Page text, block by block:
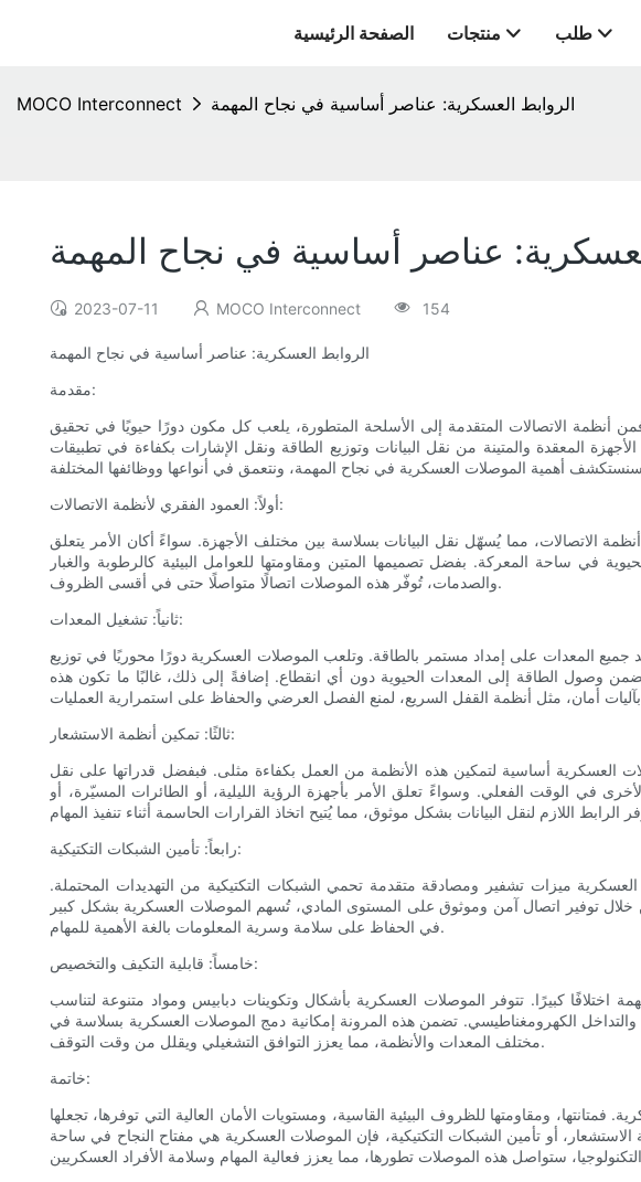
الصفحة الرئيسية منتجات طلب
MOCO Interconnect الروابط العسكرية: عناصر أساسية في نجاح المهمة
عناصر أساسية في نجاح المهمة
2023-07-11 MOCO Interconnect 154
الروابط العسكرية: عناصر أساسية في نجاح المهمة
مقدمة:
أنظمة الاتصالات المتقدمة إلى الأسلحة المتطورة، يلعب كل مكون دورًا حيويًا في تحقيق
المعقدة والمتينة من نقل البيانات وتوزيع الطاقة ونقل الإشارات بكفاءة في تطبيقات
أولاً: العمود الفقري لأنظمة الاتصالات:
الاتصالات، مما يُسهّل نقل البيانات بسلاسة بين مختلف الأجهزة. سواءً أكان الأمر يتعلق
في ساحة المعركة. بفضل تصميمها المتين ومقاومتها للعوامل البيئية كالرطوبة والغبار
والصدمات، تُوفّر هذه الموصلات اتصالًا متواصلًا حتى في أقسى الظروف.
ثانياً: تشغيل المعدات:
جميع المعدات على إمداد مستمر بالطاقة. وتلعب الموصلات العسكرية دورًا محوريًا في توزيع
وصول الطاقة إلى المعدات الحيوية دون أي انقطاع. إضافةً إلى ذلك، غالبًا ما تكون هذه
ثالثًا: تمكين أنظمة الاستشعار:
العسكرية أساسية لتمكين هذه الأنظمة من العمل بكفاءة مثلى. فبفضل قدراتها على نقل
في الوقت الفعلي. وسواءً تعلق الأمر بأجهزة الرؤية الليلية، أو الطائرات المسيّرة، أو
رابعاً: تأمين الشبكات التكتيكية:
ميزات تشفير ومصادقة متقدمة تحمي الشبكات التكتيكية من التهديدات المحتملة.
خلال توفير اتصال آمن وموثوق على المستوى المادي، تُسهم الموصلات العسكرية بشكل كبير
في الحفاظ على سلامة وسرية المعلومات بالغة الأهمية للمهام.
خامساً: قابلية التكيف والتخصيص:
كبيرًا. تتوفر الموصلات العسكرية بأشكال وتكوينات دبابيس ومواد متنوعة لتناسب
والتداخل الكهرومغناطيسي. تضمن هذه المرونة إمكانية دمج الموصلات العسكرية بسلاسة في
مختلف المعدات والأنظمة، مما يعزز التوافق التشغيلي ويقلل من وقت التوقف.
خاتمة:
ومقاومتها للظروف البيئية القاسية، ومستويات الأمان العالية التي توفرها، تجعلها
الاستشعار، أو تأمين الشبكات التكتيكية، فإن الموصلات العسكرية هي مفتاح النجاح في ساحة